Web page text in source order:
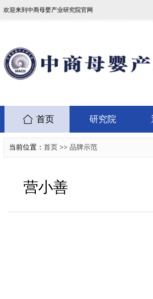
欢迎来到中商母婴产业研究院官网
首页 研究院
当前位置： 首页 >> 品牌示范
营小善